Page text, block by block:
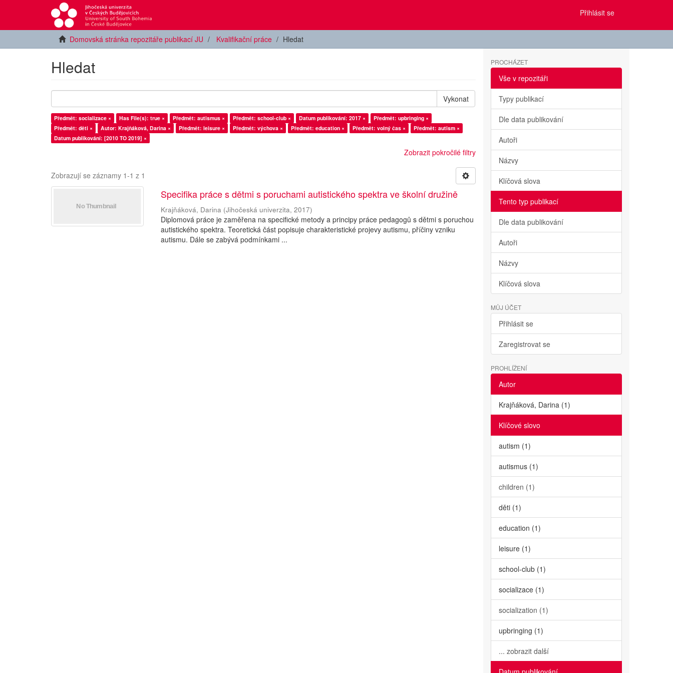
Přihlásit se
Domovská stránka repozitáře publikací JU Kvalifikační práce Hledat
Hledat
Vykonat
Předmět: socializace × Has File(s): true × Předmět: autismus × Předmět: school-club × Datum publikování: 2017 ×
Předmět: upbringing ×
Předmět: děti ×
Autor: Krajňáková, Darina × Předmět: leisure × Předmět: výchova × Předmět: education × Předmět: volný čas ×
Předmět: autism ×
Datum publikování: [2010 TO 2019] ×
Zobrazit pokročilé filtry
Zobrazují se záznamy 1-1 z 1
Specifika práce s dětmi s poruchami autistického spektra ve školní družině
Krajňáková, Darina (Jihočeská univerzita,2017)
Diplomová práce je zaměřena na specifické metody a principy práce pedagogů s dětmi s poruchou
autistického spektra. Teoretická část popisuje charakteristické projevy autismu, příčiny vzniku
autismu. Dále se zabývá podmínkami ...
PROCHÁZET
Vše v repozitáři
Typy publikací
Dle data publikování
Autoři
Názvy
Klíčová slova
Tento typ publikací
Dle data publikování
Autoři
Názvy
Klíčová slova
MŮJ ÚČET
Přihlásit se
Zaregistrovat se
PROHLÍŽENÍ
Autor
Krajňáková, Darina (1)
Klíčové slovo
autism (1)
autismus (1)
children (1)
děti (1)
education (1)
leisure (1)
school-club (1)
socializace (1)
socialization (1)
upbringing (1)
... zobrazit další